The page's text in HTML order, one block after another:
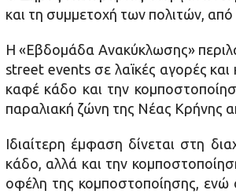
και τη συμμετοχή των πολιτών, από
Η «Εβδομάδα Ανακύκλωσης»
street events σε λαϊκές αγορές και
καφέ κάδο και την
παραλιακή ζώνη της Νέας Κρήνης
Ιδιαίτερη έμφαση δίνεται στη
κάδο, αλλά και την
οφέλη της κομποστοποίησης, ενώ